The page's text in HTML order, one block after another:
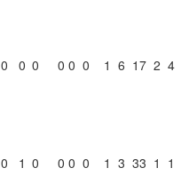
0 0 0 0 0 0 1 6 17 2 4
0 1 0 0 0 0 1 3 33 1 1